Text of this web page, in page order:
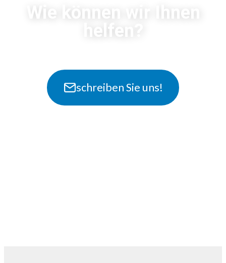
Wie können wir Ihnen
helfen?
schreiben Sie uns!